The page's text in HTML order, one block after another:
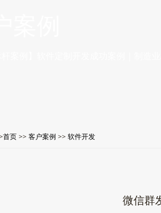
首页 >> 客户案例 >> 软件开发
微信群